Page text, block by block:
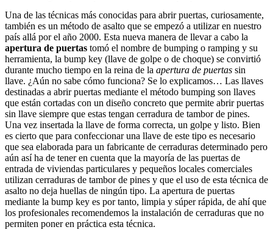
Una de las técnicas más conocidas para abrir puertas, curiosamente,
también es un método de asalto que se empezó a utilizar en nuestro
país allá por el año 2000. Esta nueva manera de llevar a cabo la
apertura de puertas tomó el nombre de bumping o ramping y su
herramienta, la bump key (llave de golpe o de choque) se convirtió
durante mucho tiempo en la reina de la apertura de puertas sin
llave. ¿Aún no sabe cómo funciona? Se lo explicamos… Las llaves
destinadas a abrir puertas mediante el método bumping son llaves
que están cortadas con un diseño concreto que permite abrir puertas
sin llave siempre que estas tengan cerradura de tambor de pines.
Una vez insertada la llave de forma correcta, un golpe y listo. Bien
es cierto que para confeccionar una llave de este tipo es necesario
que sea elaborada para un fabricante de cerraduras determinado pero
aún así ha de tener en cuenta que la mayoría de las puertas de
entrada de viviendas particulares y pequeños locales comerciales
utilizan cerraduras de tambor de pines y que el uso de esta técnica de
asalto no deja huellas de ningún tipo. La apertura de puertas
mediante la bump key es por tanto, limpia y súper rápida, de ahí que
los profesionales recomendemos la instalación de cerraduras que no
permiten poner en práctica esta técnica.